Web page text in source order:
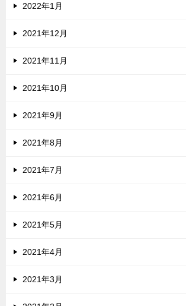
2022年1月
2021年12月
2021年11月
2021年10月
2021年9月
2021年8月
2021年7月
2021年6月
2021年5月
2021年4月
2021年3月